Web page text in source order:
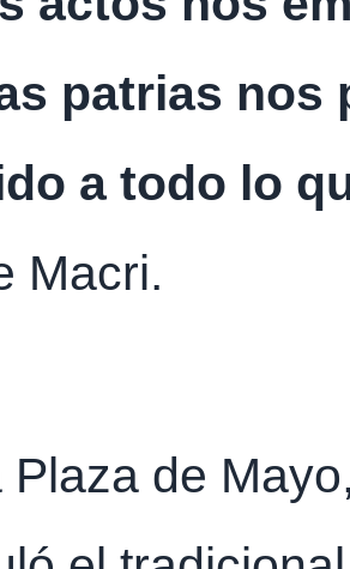
patrias nos
a todo lo
Macri.
Plaza de